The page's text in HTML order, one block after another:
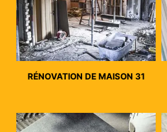
RÉNOVATION DE MAISON 31